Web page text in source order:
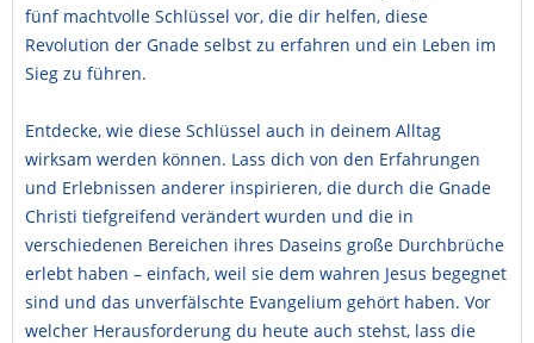
fünf machtvolle Schlüssel vor, die dir helfen, diese
Revolution der Gnade selbst zu erfahren und ein Leben im
Sieg zu führen.
Entdecke, wie diese Schlüssel auch in deinem Alltag
wirksam werden können. Lass dich von den Erfahrungen
und Erlebnissen anderer inspirieren, die durch die Gnade
Christi tiefgreifend verändert wurden und die in
verschiedenen Bereichen ihres Daseins große Durchbrüche
erlebt haben – einfach, weil sie dem wahren Jesus begegnet
sind und das unverfälschte Evangelium gehört haben. Vor
welcher Herausforderung du heute auch stehst, lass die